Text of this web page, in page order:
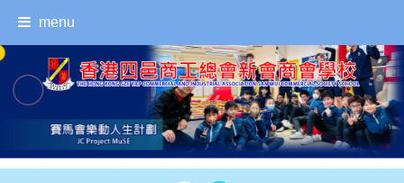
menu